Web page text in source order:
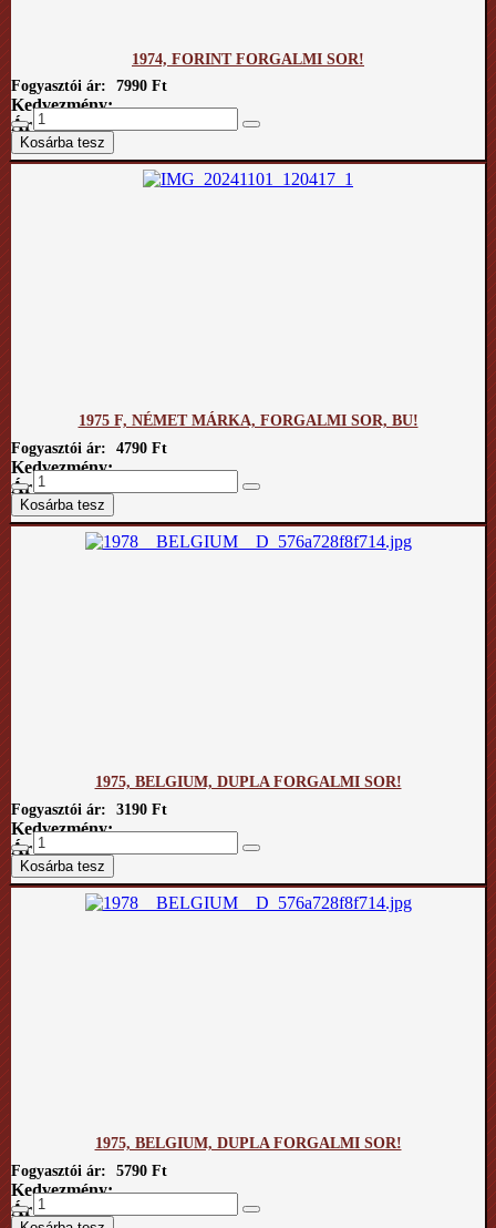
1974, FORINT FORGALMI SOR!
Fogyasztói ár:
7990 Ft
Kedvezmény:
Ár / kg:
1975 F, NÉMET MÁRKA, FORGALMI SOR, BU!
Fogyasztói ár:
4790 Ft
Kedvezmény:
Ár / kg:
1975, BELGIUM, DUPLA FORGALMI SOR!
Fogyasztói ár:
3190 Ft
Kedvezmény:
Ár / kg:
1975, BELGIUM, DUPLA FORGALMI SOR!
Fogyasztói ár:
5790 Ft
Kedvezmény:
Ár / kg: